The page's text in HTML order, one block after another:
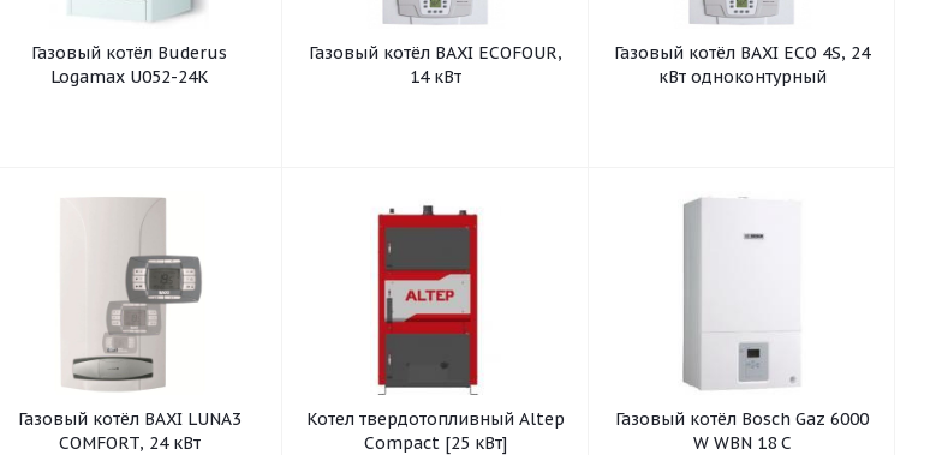
Газовый котёл Buderus
Logamax U052-24K
Газовый котёл BAXI ECOFOUR,
14 кВт
Газовый котёл BAXI ECO 4S, 24
кВт одноконтурный
Газовый котёл BAXI LUNA3
COMFORT, 24 кВт
Котел твердотопливный Altep
Compact [25 кВт]
Газовый котёл Bosch Gaz 6000
W WBN 18 C